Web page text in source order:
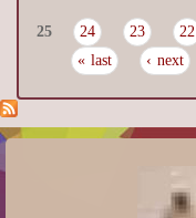
22
23
24
25
next ›
last »